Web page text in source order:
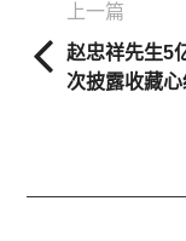
上一篇
赵忠祥先生5
次披露收藏心